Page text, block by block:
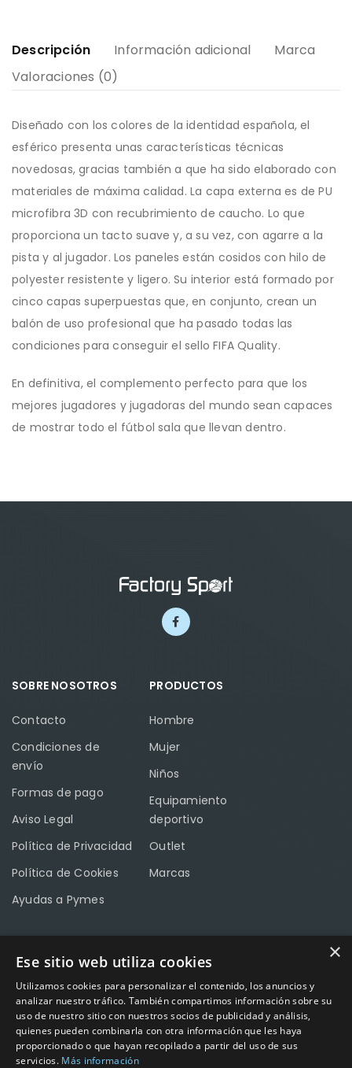
Descripción Información adicional
Marca
Valoraciones (0)
Diseñado con los colores de la identidad española, el
esférico presenta unas características técnicas
novedosas, gracias también a que ha sido elaborado con
materiales de máxima calidad. La capa externa es de PU
microfibra 3D con recubrimiento de caucho. Lo que
proporciona un tacto suave y, a su vez, con agarre a la
pista y al jugador. Los paneles están cosidos con hilo de
polyester resistente y ligero. Su interior está formado por
cinco capas superpuestas que, en conjunto, crean un
balón de uso profesional que ha pasado todas las
condiciones para conseguir el sello FIFA Quality.
En definitiva, el complemento perfecto para que los
mejores jugadores y jugadoras del mundo sean capaces
de mostrar todo el fútbol sala que llevan dentro.
SOBRE NOSOTROS
Contacto
Condiciones de
envío
Formas de pago
Aviso Legal
Política de Privacidad
Política de Cookies
Ayudas a Pymes
PRODUCTOS
Hombre
Mujer
Niños
Equipamiento
deportivo
Outlet
Marcas
CONTACTO
Calle Méndez Núñez nº3 – Fuente Palmera 14120 Córdoba
Teléfono957 04 96 57
Emailinfo@factory-sport.es
×
Ese sitio web utiliza cookies
Utilizamos cookies para personalizar el contenido, los anuncios y
analizar nuestro tráfico. También compartimos información sobre su
uso de nuestro sitio con nuestros socios de publicidad y análisis,
quienes pueden combinarla con otra información que les haya
proporcionado o que hayan recopilado a partir del uso de sus
servicios. Más información